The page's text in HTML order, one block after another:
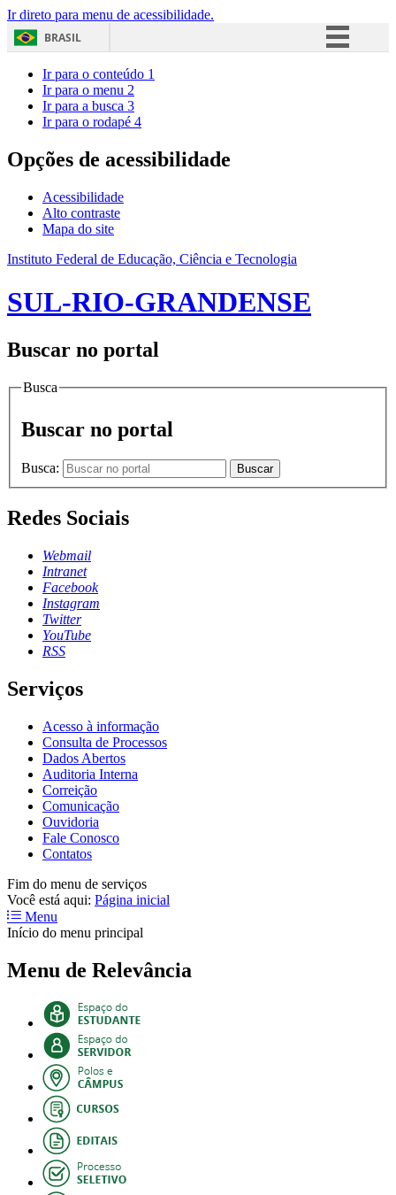
Ir direto para menu de acessibilidade.
BRASIL
Acesso à informação
Ir para o conteúdo 1
Ir para o menu 2
Ir para a busca 3
Ir para o rodapé 4
Opções de acessibilidade
Acessibilidade
Alto contraste
Mapa do site
Instituto Federal de Educação, Ciência e Tecnologia
SUL-RIO-GRANDENSE
Buscar no portal
Busca
Buscar no portal
Busca: Buscar
Redes Sociais
Webmail
Intranet
Facebook
Instagram
Twitter
YouTube
RSS
Serviços
Acesso à informação
Consulta de Processos
Dados Abertos
Auditoria Interna
Correição
Comunicação
Ouvidoria
Fale Conosco
Contatos
Fim do menu de serviços
Você está aqui: Página inicial
Menu
Início do menu principal
Menu de Relevância